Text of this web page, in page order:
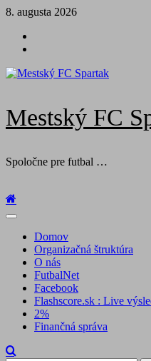
Skip
content
8. augusta 2026
Mestský FC
Spoločne pre futbal …
Primary
Domov
Organizačná štruktúra
O nás
FutbalNet
Facebook
Flashscore.sk : Live
2%
Finančná správa